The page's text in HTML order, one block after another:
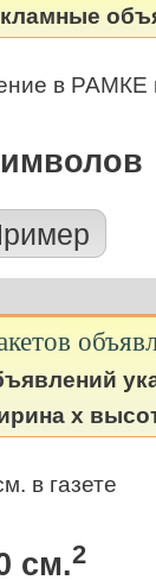
в РАМКЕ
х
в газете
см.2